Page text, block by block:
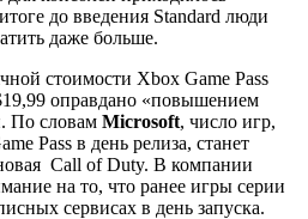
до введения Standard люди
даже больше.
стоимости Xbox Game Pass
оправдано «повышением
По словам Microsoft, число игр,
Pass в день релиза, станет
Call of Duty. В компании
на то, что ранее игры серии
сервисах в день запуска.